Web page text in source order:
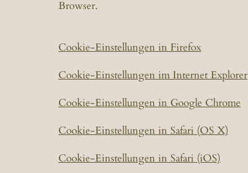
Browser.
Cookie-Einstellungen in Firefox
Cookie-Einstellungen im Internet Explorer
Cookie-Einstellungen in Google Chrome
Cookie-Einstellungen in Safari (OS X)
Cookie-Einstellungen in Safari (iOS)